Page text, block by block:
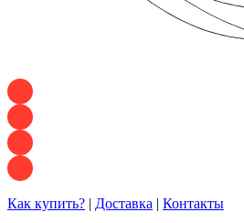
Как купить? | Доставка | Контакты